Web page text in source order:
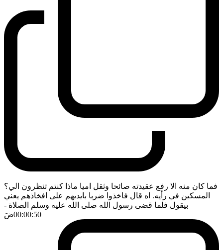
فما كان منه الا رفع عقيدته صائحا وثقل اميا ماذا كنتم تنظرون الي؟
المسكين في رأيه. اه قال فاخذوا ضربا بايديهم على افخاذهم يعني
بيقول فلما قضى رسول الله صلى الله عليه وسلم الصلاة -
00:00:50ضَ